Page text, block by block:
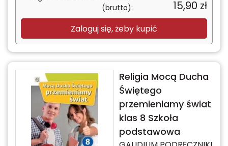
(brutto):
15,90 zł
Zaloguj się, żeby kupić
Religia Mocą Ducha
Świętego
przemieniamy świat
klas 8 Szkoła
podstawowa